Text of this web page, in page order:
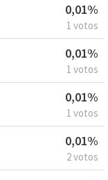
0,01%
1 votos
0,01%
1 votos
0,01%
1 votos
0,01%
2 votos